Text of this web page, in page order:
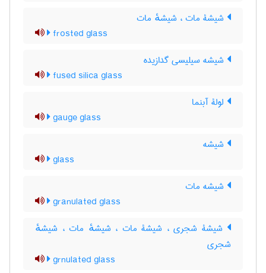
شیشۀ مات ، شیشهٔ مات
frosted glass
شیشه سیلیسی گدازیده
fused silica glass
لولۀ آبنما
gauge glass
شیشه
glass
شیشه مات
granulated glass
شیشۀ شجری ، شیشۀ مات ، شیشهٔ مات ، شیشهٔ
شجری
grnulated glass